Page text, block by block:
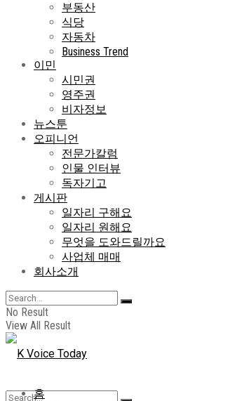
부동산
식당
자동차
Business Trend
이민
시민권
영주권
비자정보
뉴스툰
오피니언
전문가칼럼
인물 인터뷰
독자기고
게시판
일자리 구해요
일자리 원해요
무엇을 도와드릴까요
사업체 매매
회사소개
No Result
View All Result
홈